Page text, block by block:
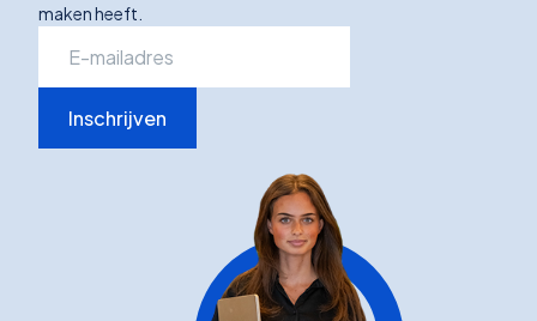
maken heeft.
Inschrijven